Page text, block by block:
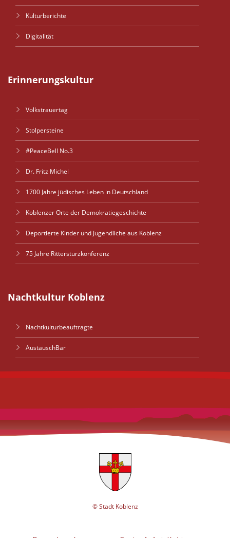
Kulturberichte
Digitalität
Erinnerungskultur
Volkstrauertag
Stolpersteine
#PeaceBell No.3
Dr. Fritz Michel
1700 Jahre jüdisches Leben in Deutschland
Koblenzer Orte der Demokratiegeschichte
Deportierte Kinder und Jugendliche aus Koblenz
75 Jahre Rittersturzkonferenz
Nachtkultur Koblenz
Nachtkulturbeauftragte
AustauschBar
© Stadt Koblenz